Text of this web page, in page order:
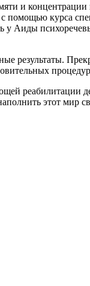
и
помощью курса
Аиды
результаты.
этот мир